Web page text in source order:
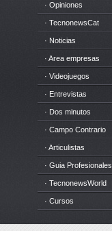
· Opiniones
· TecnonewsCat
· Noticias
· Area empresas
· Videojuegos
· Entrevistas
· Dos minutos
· Campo Contrario
· Articulistas
· Guia Profesionales
· TecnonewsWorld
· Cursos